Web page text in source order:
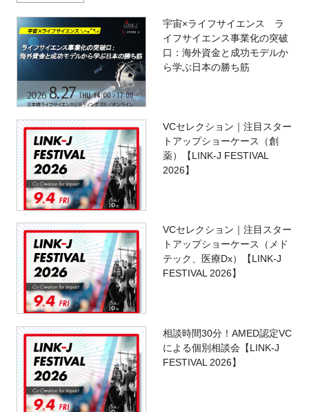
宇宙×ライフサイエンス ラ
イフサイエンス事業化の突破
口：海外資金と成功モデルか
ら学ぶ日本の勝ち筋
VCセレクション｜注目スター
トアップショーケース（創
薬）【LINK-J FESTIVAL
2026】
VCセレクション｜注目スター
トアップショーケース（メド
テック、医療Dx）【LINK-J
FESTIVAL 2026】
相談時間30分！AMED認定VC
による個別相談会【LINK-J
FESTIVAL 2026】